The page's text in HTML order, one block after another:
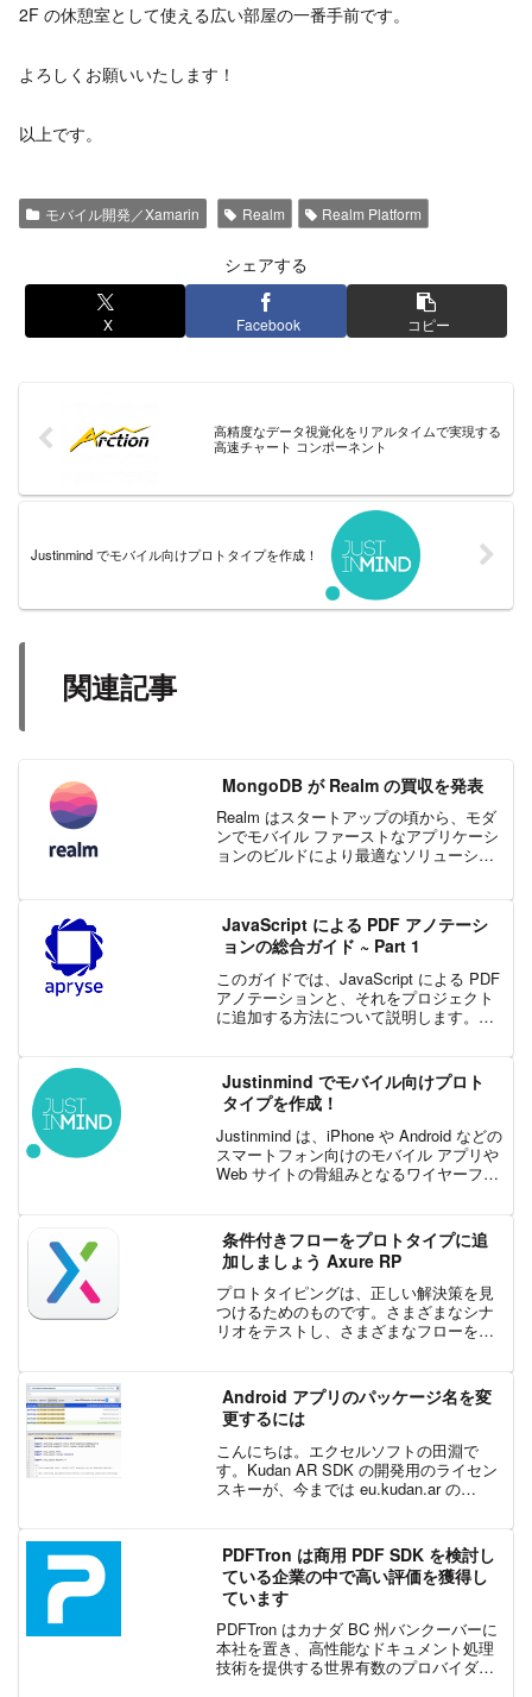
2F の休憩室として使える広い部屋の一番手前です。
よろしくお願いいたします！
以上です。
モバイル開発／Xamarin Realm Realm Platform
シェアする
X Facebook コピー
高精度なデータ視覚化をリアルタイムで実現する
高速チャート コンポーネント
Justinmind でモバイル向けプロトタイプを作成！
関連記事
MongoDB が Realm の買収を発表
Realm はスタートアップの頃から、モダ
ンでモバイル ファーストなアプリケーシ
ョンのビルドにより最適なソリューショ
ーから ...
JavaScript による PDF アノテーシ
ョンの総合ガイド ~ Part 1
このガイドでは、JavaScript による PDF
アノテーションと、それをプロジェクト
に追加する方法について説明します。ま
SDK のアノテーション...
Justinmind でモバイル向けプロト
タイプを作成！
Justinmind は、iPhone や Android などの
スマートフォン向けのモバイル アプリや
Web サイトの骨組みとなるワイヤーフレ
プへの画像...
条件付きフローをプロトタイプに追
加しましょう Axure RP
プロトタイピングは、正しい解決策を見
つけるためのものです。さまざまなシナ
リオをテストし、さまざまなフローを検
クホルダーやテストを受けるユーザーに
示す最も強力な...
Android アプリのパッケージ名を変
更するには
こんにちは。エクセルソフトの田淵で
す。Kudan AR SDK の開発用のライセン
スキーが、今までは eu.kudan.ar の
に変更に...
PDFTron は商用 PDF SDK を検討し
ている企業の中で高い評価を獲得し
ています
PDFTron はカナダ BC 州バンクーバーに
本社を置き、高性能なドキュメント処理
技術を提供する世界有数のプロバイダー